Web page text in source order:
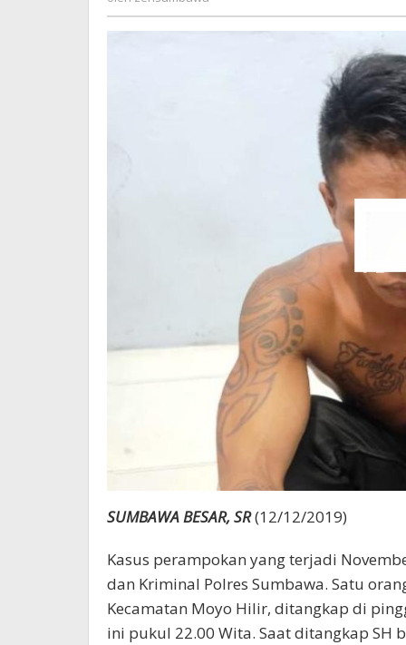
SUMBAWA BESAR, SR(12/12/2019)
Kasus perampokan yang terjadi
dan Kriminal Polres Sumbawa. Satu
Kecamatan Moyo Hilir, ditangkap di
ini pukul 22.00 Wita. Saat ditangkap